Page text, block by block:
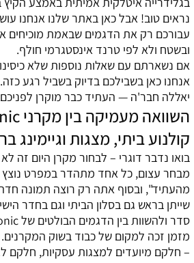
נראים טוב! אבל כאן באתר שלנו אנחנו
עבורכם רק את הדגמים שבאמת מוכיחים
ובשטח ולא לפי טרנד אינסטגרמי חולף.
אם נשארתם עם שאלות נוספות שלא
אנחנו כאן בשבילכם בדיוק בשביל רגע כזה.
יאללה חבר'ה — העתיד כבר מוקרן
קולנוע ביתי, מצגות
בואו נדבר דוגרי – לבחור מקרן היום זה
מבחר עצום, כל אחד מתהדר במפרט נוצץ
מהעתיד", ובסוף אתה רק רוצה תמונה
שייתן בראש גם בסלון הביתי וגם בחדר
– חלקם מיועדים למצגות עסקיות, חלקם